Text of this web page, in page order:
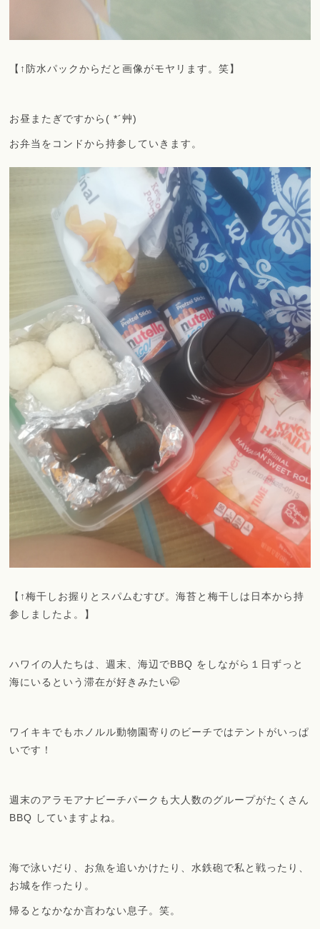
【↑防水パックからだと画像がモヤリます。笑】
お昼またぎですから( *´艸)
お弁当をコンドから持参していきます。
【↑梅干しお握りとスパムむすび。海苔と梅干しは日本から持
参しましたよ。】
ハワイの人たちは、週末、海辺でBBQ をしながら１日ずっと
海にいるという滞在が好きみたい🤭
ワイキキでもホノルル動物園寄りのビーチではテントがいっぱ
いです！
週末のアラモアナビーチパークも大人数のグループがたくさん
BBQ していますよね。
海で泳いだり、お魚を追いかけたり、水鉄砲で私と戦ったり、
お城を作ったり。
帰るとなかなか言わない息子。笑。